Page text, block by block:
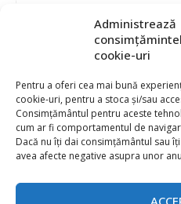
Administrează
cookie-uri
Pentru a oferi cea mai bună
cookie-uri, pentru a stoca și/sau
Consimțământul pentru aceste
cum ar fi comportamentul de
Dacă nu îți dai consimțământul sau
avea afecte negative asupra unor
Analog Devices
Anritsu Corporation
Ansys
APS
Arduino
Arm
Asentics